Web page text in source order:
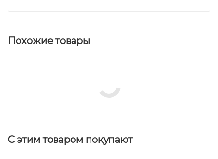
Похожие товары
С этим товаром покупают